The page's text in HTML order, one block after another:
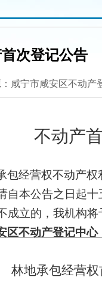
首次登记公告
咸宁市咸安区不动产
不动产
包经营权不动产权
自本公告之日 起十
立的，我机构将
区不动产登记中心
林地承包经营